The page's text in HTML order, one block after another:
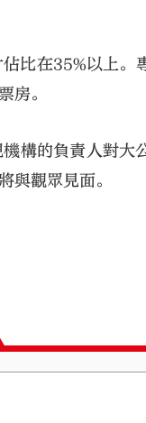
比在35%以上。
房。
構的負責人對大
與觀眾見面。